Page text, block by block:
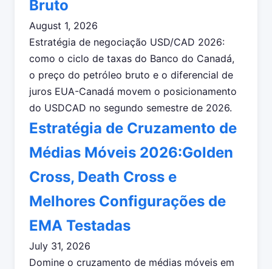
Bruto
August 1, 2026
Estratégia de negociação USD/CAD 2026:
como o ciclo de taxas do Banco do Canadá,
o preço do petróleo bruto e o diferencial de
juros EUA-Canadá movem o posicionamento
do USDCAD no segundo semestre de 2026.
Estratégia de Cruzamento de
Médias Móveis 2026:Golden
Cross, Death Cross e
Melhores Configurações de
EMA Testadas
July 31, 2026
Domine o cruzamento de médias móveis em